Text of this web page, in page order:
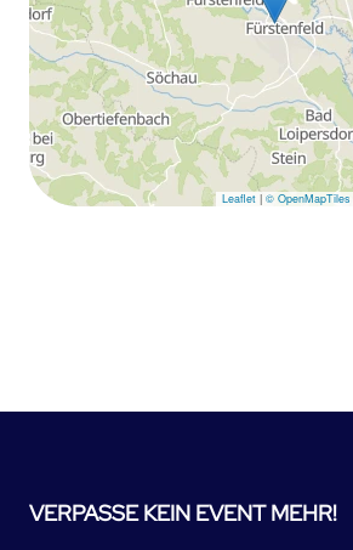
Leaflet | © OpenMapTiles
VERPASSE KEIN EVENT MEHR!